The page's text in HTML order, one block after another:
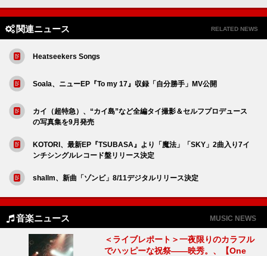
関連ニュース RELATED NEWS
Heatseekers Songs
Soala、ニューEP『To my 17』収録「自分勝手」MV公開
カイ（超特急）、“カイ島”など全編タイ撮影＆セルフプロデュース
の写真集を9月発売
KOTORI、最新EP『TSUBASA』より「魔法」「SKY」2曲入り7イ
ンチシングルレコード盤リリース決定
shallm、新曲「ゾンビ」8/11デジタルリリース決定
音楽ニュース MUSIC NEWS
＜ライブレポート＞一夜限りのカラフル
でハッピーな祝祭――映秀。、【One